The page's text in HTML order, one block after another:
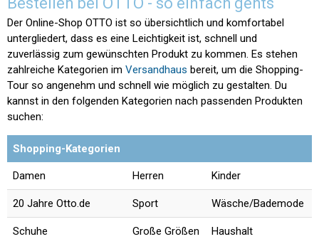
Der Online-Shop OTTO ist so übersichtlich und komfortabel
untergliedert, dass es eine Leichtigkeit ist, schnell und
zuverlässig zum gewünschten Produkt zu kommen. Es stehen
zahlreiche Kategorien im Versandhaus bereit, um die Shopping-
Tour so angenehm und schnell wie möglich zu gestalten. Du
kannst in den folgenden Kategorien nach passenden Produkten
suchen:
Shopping-Kategorien
Damen Herren Kinder
20 Jahre Otto.de Sport Wäsche/Bademode
Schuhe Große Größen Haushalt